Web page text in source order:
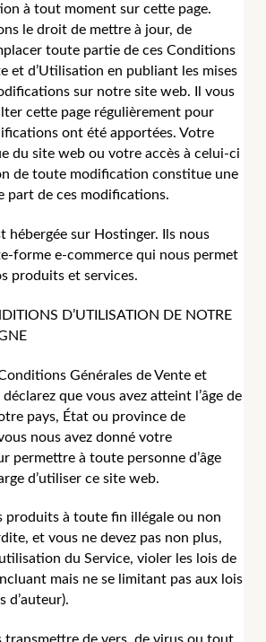
à tout moment sur cette page.
le droit de mettre à jour, de
toute partie de ces Conditions
et d’Utilisation en publiant les mises
sur notre site web. Il vous
cette page régulièrement pour
ont été apportées. Votre
du site web ou votre accès à celui-ci
de toute modification constitue une
part de ces modifications.
hébergée sur Hostinger. Ils nous
forme e-commerce qui nous permet
produits et services.
D’UTILISATION DE NOTRE
Générales de Vente et
que vous avez atteint l’âge de
pays, État ou province de
nous avez donné votre
permettre à toute personne d’âge
d’utiliser ce site web.
produits à toute fin illégale ou non
et vous ne devez pas non plus,
du Service, violer les lois de
mais ne se limitant pas aux lois
d’auteur).